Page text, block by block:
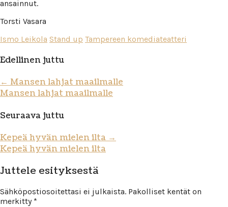
ansainnut.
Torsti Vasara
Ismo Leikola Stand up Tampereen komediateatteri
Edellinen juttu
← Mansen lahjat maailmalle
Mansen lahjat maailmalle
Seuraava juttu
Kepeä hyvän mielen ilta →
Kepeä hyvän mielen ilta
Juttele esityksestä
Sähköpostiosoitettasi ei julkaista. Pakolliset kentät on
merkitty *